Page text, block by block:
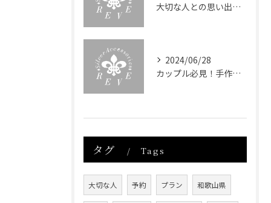
大切な人との思い出深い体験を提供！手作りアクセサリー制作体験
2024/06/28
カップル必見！手作り体験デートで心をつなぐ特別な時間
タグ Tags
大切な人 予約 プラン 和歌山県